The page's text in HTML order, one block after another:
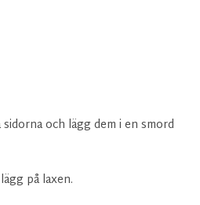
sidorna och lägg dem i en smord
på laxen.